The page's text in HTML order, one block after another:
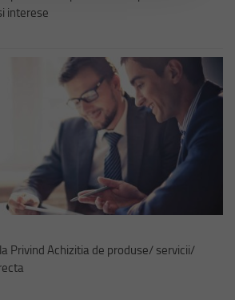
interese
Privind Achizitia de produse/ servicii/